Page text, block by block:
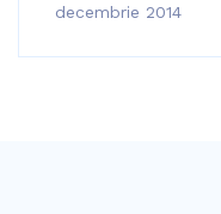
decembrie 2014